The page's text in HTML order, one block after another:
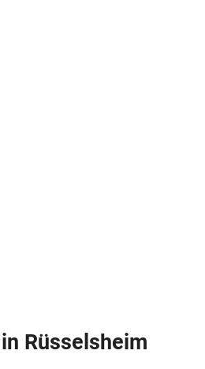
Rüsselsheim